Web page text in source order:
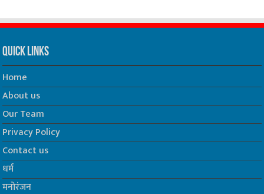
Quick Links
Home
About us
Our Team
Privacy Policy
Contact us
धर्म
मनोरंजन